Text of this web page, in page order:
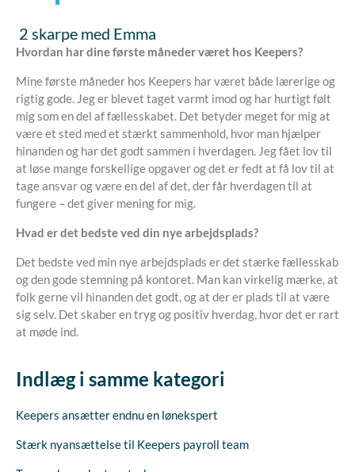
Indlæg i samme kategori
Keepers ansætter endnu en lønekspert
Stærk nyansættelse til Keepers payroll team
2 skarpe med Emma
Hvordan har dine første måneder været hos Keepers?
Mine første måneder hos Keepers har været både lærerige og
rigtig gode. Jeg er blevet taget varmt imod og har hurtigt følt
mig som en del af fællesskabet. Det betyder meget for mig at
være et sted med et stærkt sammenhold, hvor man hjælper
hinanden og har det godt sammen i hverdagen. Jeg fået lov til
at løse mange forskellige opgaver og det er fedt at få lov til at
tage ansvar og være en del af det, der får hverdagen til at
fungere – det giver mening for mig.
Hvad er det bedste ved din nye arbejdsplads?
Det bedste ved min nye arbejdsplads er det stærke fællesskab
og den gode stemning på kontoret. Man kan virkelig mærke, at
folk gerne vil hinanden det godt, og at der er plads til at være
sig selv. Det skaber en tryg og positiv hverdag, hvor det er rart
at møde ind.